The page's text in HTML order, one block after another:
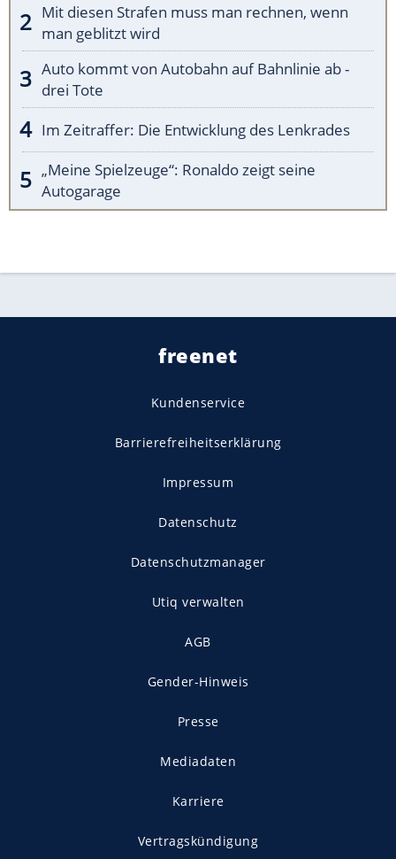
Mit diesen Strafen muss man rechnen, wenn
man geblitzt wird
Auto kommt von Autobahn auf Bahnlinie ab -
drei Tote
Im Zeitraffer: Die Entwicklung des Lenkrades
„Meine Spielzeuge“: Ronaldo zeigt seine
Autogarage
freenet
Kundenservice
Barrierefreiheitserklärung
Impressum
Datenschutz
Datenschutzmanager
Utiq verwalten
AGB
Gender-Hinweis
Presse
Mediadaten
Karriere
Vertragskündigung